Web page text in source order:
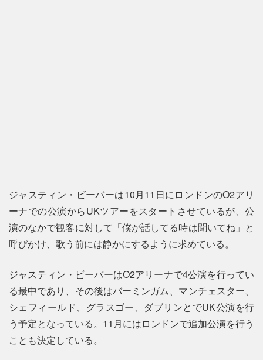
ジャスティン・ビーバーは10月11日にロンドンのO2アリ
ーナでの公演からUKツアーをスタートさせているが、公
演のなかで観客に対して「僕が話してる時は聞いてね」と
呼びかけ、歌う前には静かにするように求めている。
ジャスティン・ビーバーはO2アリーナで4公演を行ってい
る最中であり、その後はバーミンガム、マンチェスター、
シェフィールド、グラスゴー、ダブリンとでUK公演を行
う予定となっている。11月にはロンドンで追加公演を行う
ことも決定している。